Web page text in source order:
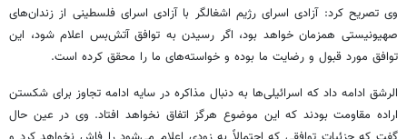
وی تصریح کرد: آزادی اسرای رژیم اشغالگر با آزادی اسرای فلسطینی از زندان‌های
صهیونیستی همزمان خواهد بود، اگر رسیدن به توافق آتش‌بس اعلام شود، این
توافق مورد قبول و رضایت ما بوده و خواسته‌های ما را محقق کرده است.
الرشق ادامه داد که اسرائیلی‌ها به دنبال مذاکره در سایه ادامه تجاوز برای شکستن
اراده مقاومت بودند که این موضوع هرگز اتفاق نخواهد افتاد. وی در عین حال